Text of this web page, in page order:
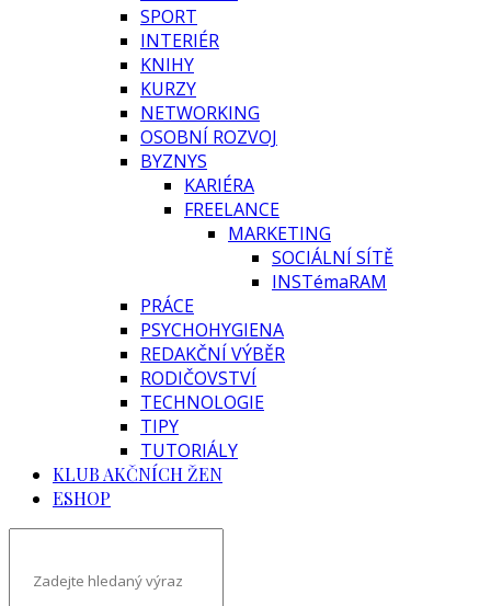
SPORT
INTERIÉR
KNIHY
KURZY
NETWORKING
OSOBNÍ ROZVOJ
BYZNYS
KARIÉRA
FREELANCE
MARKETING
SOCIÁLNÍ SÍTĚ
INSTémaRAM
PRÁCE
PSYCHOHYGIENA
REDAKČNÍ VÝBĚR
RODIČOVSTVÍ
TECHNOLOGIE
TIPY
TUTORIÁLY
KLUB AKČNÍCH ŽEN
ESHOP